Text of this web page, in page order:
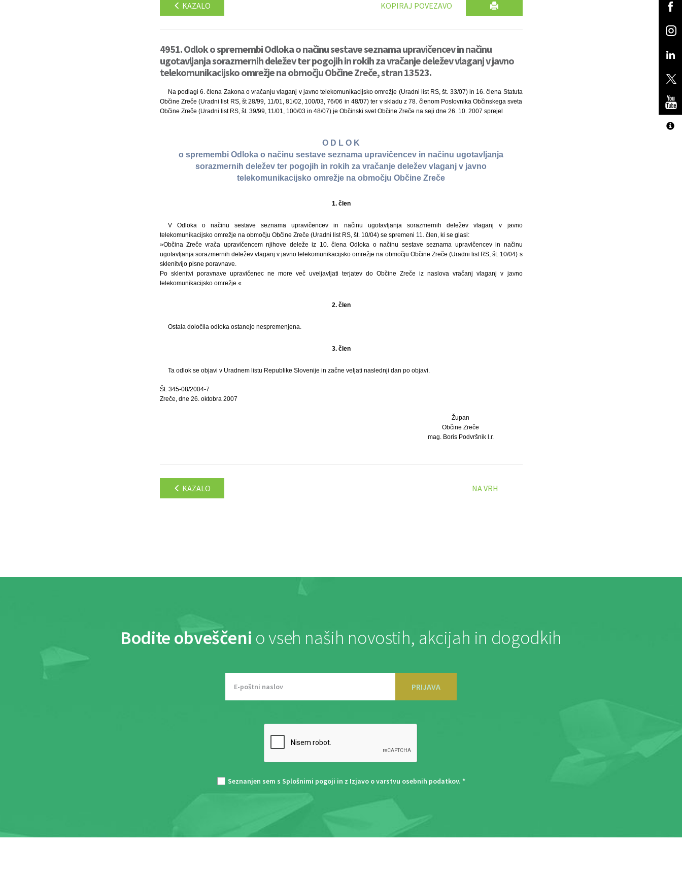
KAZALO KOPIRAJ POVEZAVO
4951. Odlok o spremembi Odloka o načinu sestave seznama upravičencev in načinu
ugotavljanja sorazmernih deležev ter pogojih in rokih za vračanje deležev vlaganj v javno
telekomunikacijsko omrežje na območju Občine Zreče, stran 13523.
Na podlagi 6. člena Zakona o vračanju vlaganj v javno telekomunikacijsko omrežje (Uradni list RS, št. 33/07) in 16. člena Statuta
Občine Zreče (Uradni list RS, št 28/99, 11/01, 81/02, 100/03, 76/06 in 48/07) ter v skladu z 78. členom Poslovnika Občinskega sveta
Občine Zreče (Uradni list RS, št. 39/99, 11/01, 100/03 in 48/07) je Občinski svet Občine Zreče na seji dne 26. 10. 2007 sprejel
O D L O K
o spremembi Odloka o načinu sestave seznama upravičencev in načinu ugotavljanja
sorazmernih deležev ter pogojih in rokih za vračanje deležev vlaganj v javno
telekomunikacijsko omrežje na območju Občine Zreče
1. člen
V Odloka o načinu sestave seznama upravičencev in načinu ugotavljanja sorazmernih deležev vlaganj v javno
telekomunikacijsko omrežje na območju Občine Zreče (Uradni list RS, št. 10/04) se spremeni 11. člen, ki se glasi:
»Občina Zreče vrača upravičencem njihove deleže iz 10. člena Odloka o načinu sestave seznama upravičencev in načinu
ugotavljanja sorazmernih deležev vlaganj v javno telekomunikacijsko omrežje na območju Občine Zreče (Uradni list RS, št. 10/04) s
sklenitvijo pisne poravnave.
Po sklenitvi poravnave upravičenec ne more več uveljavljati terjatev do Občine Zreče iz naslova vračanj vlaganj v javno
telekomunikacijsko omrežje.«
2. člen
Ostala določila odloka ostanejo nespremenjena.
3. člen
Ta odlok se objavi v Uradnem listu Republike Slovenije in začne veljati naslednji dan po objavi.
Št. 345-08/2004-7
Zreče, dne 26. oktobra 2007
Župan
Občine Zreče
mag. Boris Podvršnik l.r.
KAZALO NA VRH
Bodite obveščeni o vseh naših novostih, akcijah in dogodkih
PRIJAVA
Seznanjen sem s Splošnimi pogoji in z Izjavo o varstvu osebnih podatkov. *